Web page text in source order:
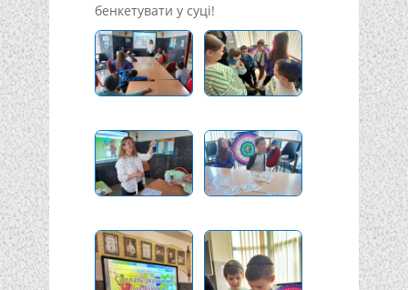
бенкетувати у суці!